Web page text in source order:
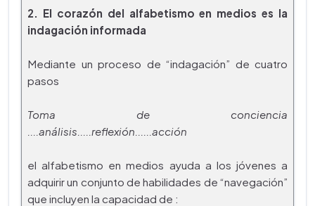
2. El corazón del alfabetismo en medios es la
indagación informada
Mediante un proceso de “indagación” de cuatro
pasos
Toma de conciencia
....análisis.....reflexión......acción
el alfabetismo en medios ayuda a los jóvenes a
adquirir un conjunto de habilidades de “navegación”
que incluyen la capacidad de :